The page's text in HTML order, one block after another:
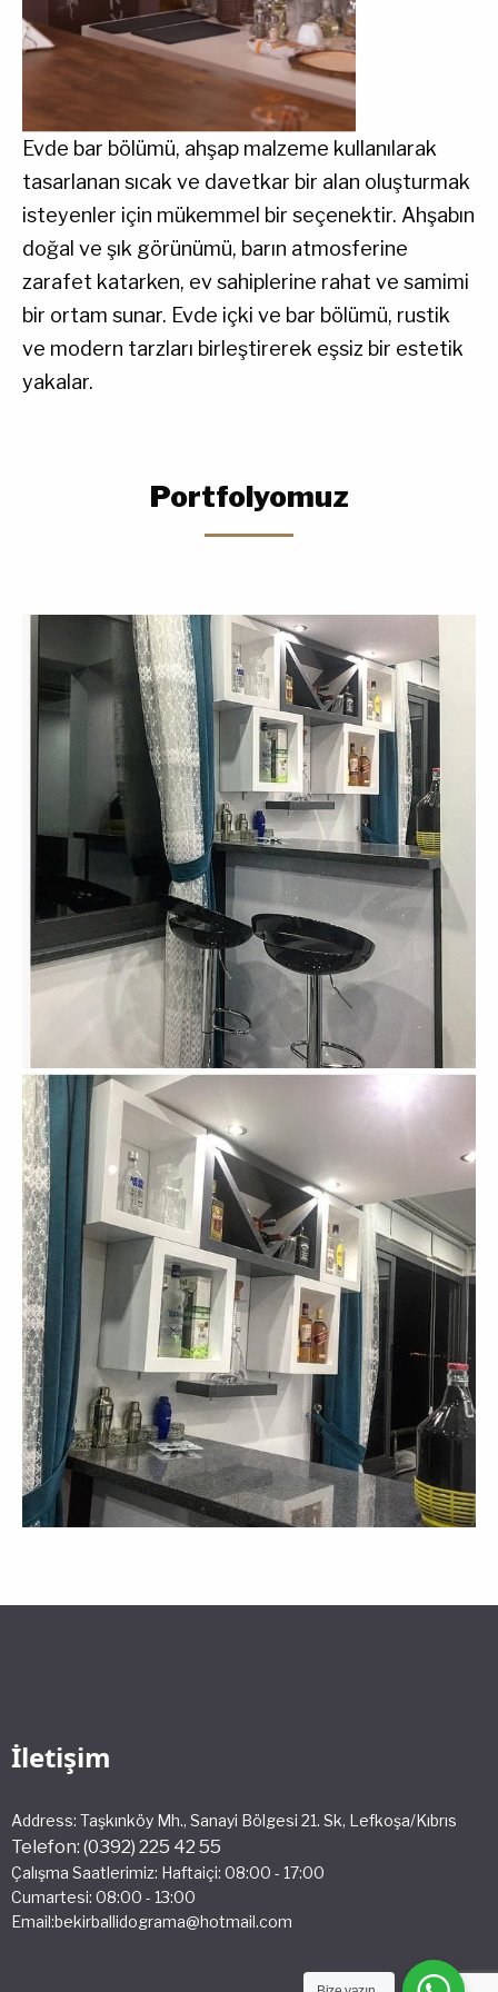
Evde bar bölümü, ahşap malzeme kullanılarak
tasarlanan sıcak ve davetkar bir alan oluşturmak
isteyenler için mükemmel bir seçenektir. Ahşabın
doğal ve şık görünümü, barın atmosferine
zarafet katarken, ev sahiplerine rahat ve samimi
bir ortam sunar. Evde içki ve bar bölümü, rustik
ve modern tarzları birleştirerek eşsiz bir estetik
yakalar.
Portfolyomuz
İletişim
Address: Taşkınköy Mh., Sanayi Bölgesi 21. Sk, Lefkoşa/Kıbrıs
Telefon: (0392) 225 42 55
Çalışma Saatlerimiz: Haftaiçi: 08:00 - 17:00
Cumartesi: 08:00 - 13:00
Email:bekirballidograma@hotmail.com